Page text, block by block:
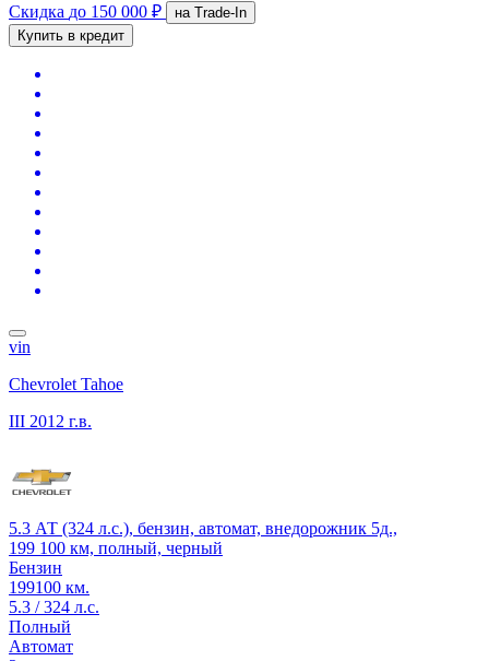
Скидка до 150 000 ₽
на Trade-In
Купить в кредит
vin
Chevrolet Tahoe
III 2012 г.в.
5.3 АТ (324 л.с.), бензин, автомат, внедорожник 5д.,
199 100 км, полный, черный
Бензин
199100 км.
5.3 / 324 л.с.
Полный
Автомат